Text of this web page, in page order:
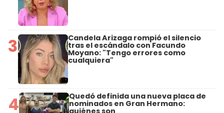
3 Candela Arizaga rompió el silencio
tras el escándalo con Facundo
Moyano: "Tengo errores como
cualquiera"
4 Quedó definida una nueva placa de
nominados en Gran Hermano:
quiénes son